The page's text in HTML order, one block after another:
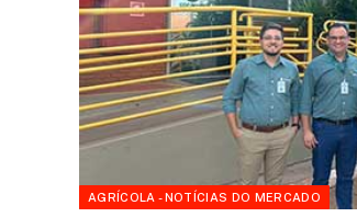
AGRÍCOLA - NOTÍCIAS DO MERCADO